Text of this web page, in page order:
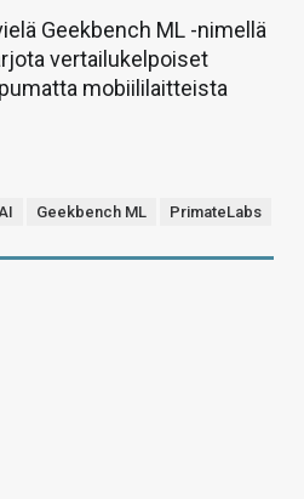
Geekbench ML -nimellä
vertailukelpoiset
mobiililaitteista
Geekbench ML PrimateLabs